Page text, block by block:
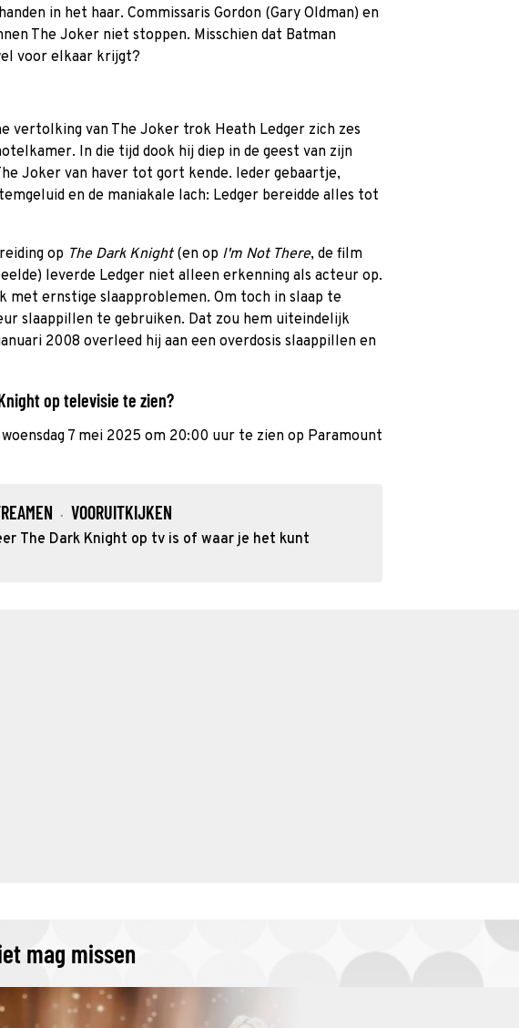
in het haar. Commissaris Gordon (Gary Oldman) en
The Joker niet stoppen. Misschien dat Batman
voor elkaar krijgt?
vertolking van The Joker trok Heath Ledger zich zes
In die tijd dook hij diep in de geest van zijn
Joker van haver tot gort kende. Ieder gebaartje,
en de maniakale lach: Ledger bereidde alles tot
op The Dark Knight(en op I'm Not There, de film
leverde Ledger niet alleen erkenning als acteur op.
met ernstige slaapproblemen. Om toch in slaap te
slaappillen te gebruiken. Dat zou hem uiteindelijk
2008 overleed hij aan een overdosis slaappillen en
op televisie te zien?
7 mei 2025 om 20:00 uur te zien op Paramount
· VOORUITKIJKEN
The Dark Knight op tv is of waar je het kunt
mag missen